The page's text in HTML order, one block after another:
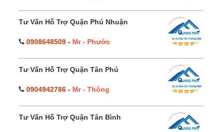
Tư Vấn Hỗ Trợ Quận Phú Nhuận
0908648509 - Mr - Phước
Tư Vấn Hỗ Trợ Quận Tân Phú
0904942786 - Mr - Thông
Tư Vấn Hỗ Trợ Quận Tân Bình